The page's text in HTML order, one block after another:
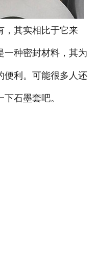
，其实相比于它来
一种密封材料，其为
便利。可能很多人还
石墨套吧。